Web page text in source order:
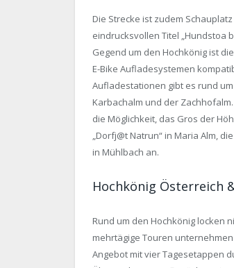
Die Strecke ist zudem
eindrucksvollen Titel „Hundstoa
Gegend um den Hochkönig ist
E-Bike Aufladesystemen
Aufladestationen gibt es rund
Karbachalm und der
die Möglichkeit, das Gros der
„Dorfj@t Natrun“ in Maria Alm,
in Mühlbach an.
Hochkönig Österreich
Rund um den Hochkönig locken
mehrtägige Touren
Angebot mit vier Tagesetappen